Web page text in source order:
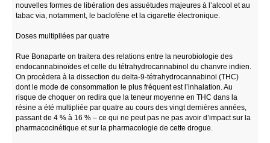
nouvelles formes de libération des assuétudes majeures à l’alcool et au
tabac via, notamment, le baclofène et la cigarette électronique.
Doses multipliées par quatre
Rue Bonaparte on traitera des relations entre la neurobiologie des
endocannabinoïdes et celle du tétrahydrocannabinol du chanvre indien.
On procèdera à la dissection du delta-9-tétrahydrocannabinol (THC)
dont le mode de consommation le plus fréquent est l’inhalation. Au
risque de choquer on redira que la teneur moyenne en THC dans la
résine a été multipliée par quatre au cours des vingt dernières années,
passant de 4 % à 16 % – ce qui ne peut pas ne pas avoir d’impact sur la
pharmacocinétique et sur la pharmacologie de cette drogue.